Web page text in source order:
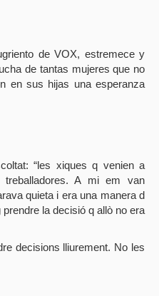
de VOX, estremece y
de tantas mujeres que no
en sus hijas una esperanza
“les xiques q venien a
A mi em van
quieta i era una manera d
la decisió q allò no era
decisions lliurement. No les